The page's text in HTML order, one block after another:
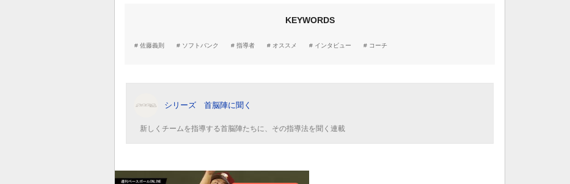
KEYWORDS
佐藤義則 ソフトバンク 指導者 オススメ インタビュー コーチ
シリーズ 首脳陣に聞く
新しくチームを指導する首脳陣たちに、その指導法を聞く連載